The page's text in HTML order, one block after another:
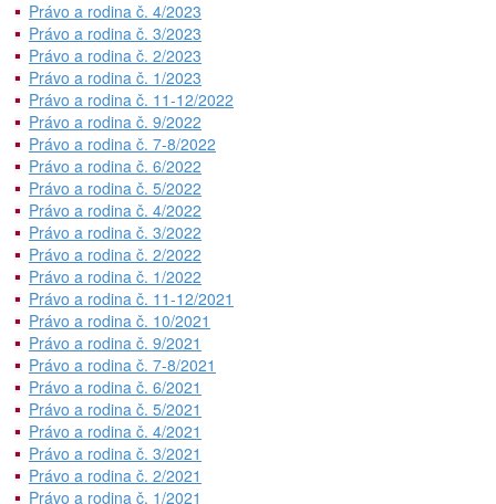
Právo a rodina č. 4/2023
Právo a rodina č. 3/2023
Právo a rodina č. 2/2023
Právo a rodina č. 1/2023
Právo a rodina č. 11-12/2022
Právo a rodina č. 9/2022
Právo a rodina č. 7-8/2022
Právo a rodina č. 6/2022
Právo a rodina č. 5/2022
Právo a rodina č. 4/2022
Právo a rodina č. 3/2022
Právo a rodina č. 2/2022
Právo a rodina č. 1/2022
Právo a rodina č. 11-12/2021
Právo a rodina č. 10/2021
Právo a rodina č. 9/2021
Právo a rodina č. 7-8/2021
Právo a rodina č. 6/2021
Právo a rodina č. 5/2021
Právo a rodina č. 4/2021
Právo a rodina č. 3/2021
Právo a rodina č. 2/2021
Právo a rodina č. 1/2021